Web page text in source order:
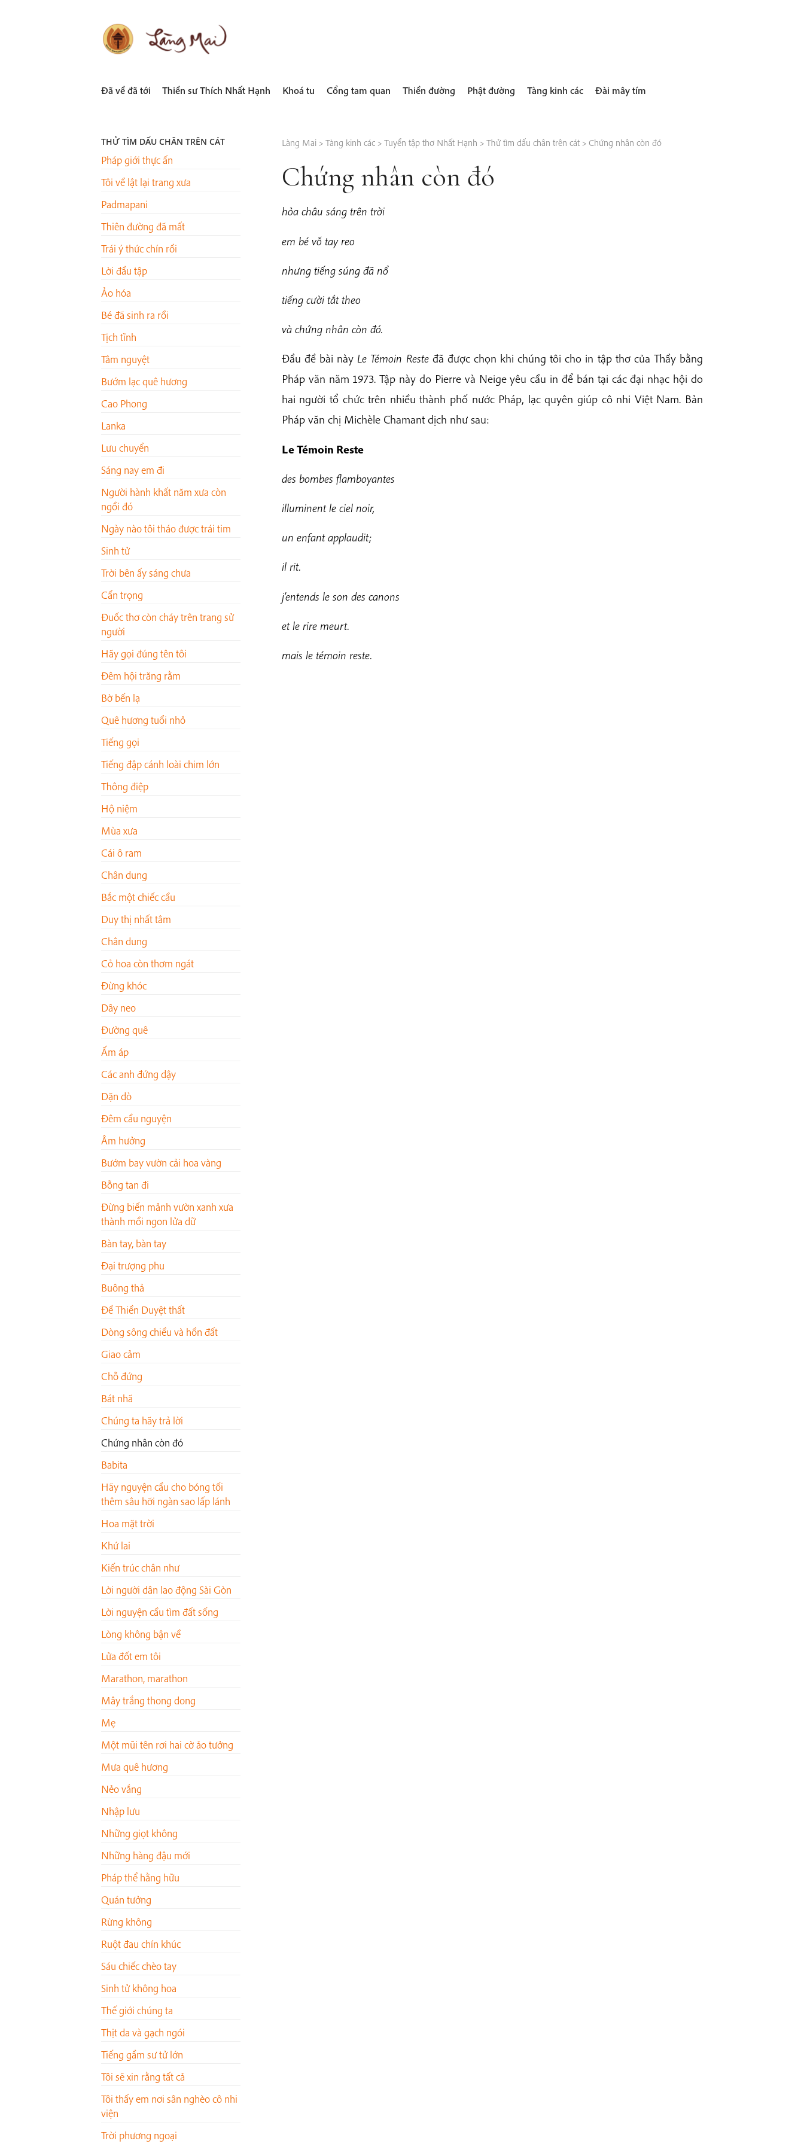
LÀNG MAI
Đã về đã tới Thiền sư Thích Nhất Hạnh Khoá tu Cổng tam quan Thiền đường Phật đường Tàng kinh các Đài mây tím
THỬ TÌM DẤU CHÂN TRÊN CÁT
Pháp giới thực ấn
Tôi về lật lại trang xưa
Padmapani
Thiên đường đã mất
Trái ý thức chín rồi
Lời đầu tập
Ảo hóa
Bé đã sinh ra rồi
Tịch tĩnh
Tâm nguyệt
Bướm lạc quê hương
Cao Phong
Lanka
Lưu chuyển
Sáng nay em đi
Người hành khất năm xưa còn
ngồi đó
Ngày nào tôi tháo được trái tim
Sinh tử
Trời bên ấy sáng chưa
Cẩn trọng
Đuốc thơ còn cháy trên trang sử
người
Hãy gọi đúng tên tôi
Đêm hội trăng rằm
Bờ bến lạ
Quê hương tuổi nhỏ
Tiếng gọi
Tiếng đập cánh loài chim lớn
Thông điệp
Hộ niệm
Mùa xưa
Cái ô ram
Chân dung
Bắc một chiếc cầu
Duy thị nhất tâm
Chân dung
Cỏ hoa còn thơm ngát
Đừng khóc
Dây neo
Đường quê
Ấm áp
Các anh đứng dậy
Dặn dò
Đêm cầu nguyện
Âm hưởng
Bướm bay vườn cải hoa vàng
Bỗng tan đi
Đừng biến mảnh vườn xanh xưa
thành mồi ngon lửa dữ
Bàn tay, bàn tay
Đại trượng phu
Buông thả
Đề Thiền Duyệt thất
Dòng sông chiều và hồn đất
Giao cảm
Chỗ đứng
Bát nhã
Chúng ta hãy trả lời
Chứng nhân còn đó
Babita
Hãy nguyện cầu cho bóng tối
thêm sâu hỡi ngàn sao lấp lánh
Hoa mặt trời
Khứ lai
Kiến trúc chân như
Lời người dân lao động Sài Gòn
Lời nguyện cầu tìm đất sống
Lòng không bận về
Lửa đốt em tôi
Marathon, marathon
Mây trắng thong dong
Mẹ
Một mũi tên rơi hai cờ ảo tưởng
Mưa quê hương
Nẻo vắng
Nhập lưu
Những giọt không
Những hàng đậu mới
Pháp thể hằng hữu
Quán tưởng
Rừng không
Ruột đau chín khúc
Sáu chiếc chèo tay
Sinh tử không hoa
Thế giới chúng ta
Thịt da và gạch ngói
Tiếng gầm sư tử lớn
Tôi sẽ xin rằng tất cả
Tôi thấy em nơi sân nghèo cô nhi
viện
Trời phương ngoại
Làng Mai> Tàng kinh các> Tuyển tập thơ Nhất Hạnh > Thử tìm dấu chân trên cát> Chứng nhân còn đó
Chứng nhân còn đó
hỏa châu sáng trên trời
em bé vỗ tay reo
nhưng tiếng súng đã nổ
tiếng cười tắt theo
và chứng nhân còn đó.
Đầu đề bài này Le Témoin Reste đã được chọn khi chúng tôi cho in tập thơ của Thầy bằng
Pháp văn năm 1973. Tập này do Pierre và Neige yêu cầu in để bán tại các đại nhạc hội do
hai người tổ chức trên nhiều thành phố nước Pháp, lạc quyên giúp cô nhi Việt Nam. Bản
Pháp văn chị Michèle Chamant dịch như sau:
Le Témoin Reste
des bombes flamboyantes
illuminent le ciel noir,
un enfant applaudit;
il rit.
j’entends le son des canons
et le rire meurt.
mais le témoin reste.